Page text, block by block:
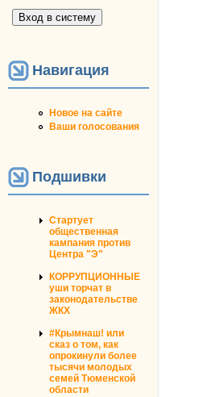
Навигация
Новое на сайте
Ваши голосования
Подшивки
Стартует
общественная
кампания против
Центра "Э"
КОРРУПЦИОННЫЕ
уши торчат в
законодательстве
ЖКХ
#Крымнаш! или
сказ о том, как
опрокинули более
тысячи молодых
семей Тюменской
области